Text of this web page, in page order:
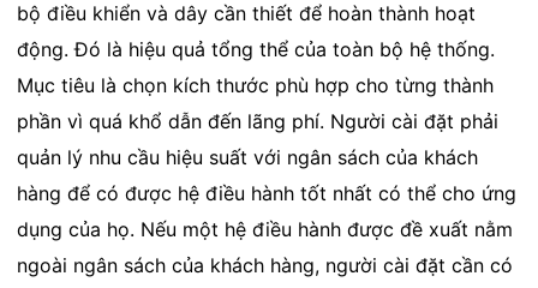
bộ điều khiển và dây cần thiết để hoàn thành hoạt
động. Đó là hiệu quả tổng thể của toàn bộ hệ thống.
Mục tiêu là chọn kích thước phù hợp cho từng thành
phần vì quá khổ dẫn đến lãng phí. Người cài đặt phải
quản lý nhu cầu hiệu suất với ngân sách của khách
hàng để có được hệ điều hành tốt nhất có thể cho ứng
dụng của họ. Nếu một hệ điều hành được đề xuất nằm
ngoài ngân sách của khách hàng, người cài đặt cần có